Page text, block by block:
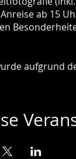
Anreise ab 15
des UNESCO
min. 3 -
im
kochen
aufgrund